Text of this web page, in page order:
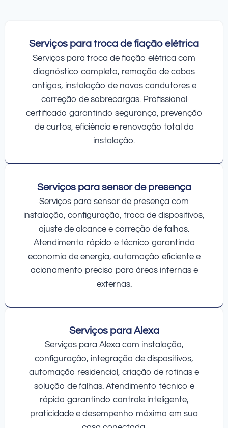
Serviços para troca de fiação elétrica
Serviços para troca de fiação elétrica com
diagnóstico completo, remoção de cabos
antigos, instalação de novos condutores e
correção de sobrecargas. Profissional
certificado garantindo segurança, prevenção
de curtos, eficiência e renovação total da
instalação.
Serviços para sensor de presença
Serviços para sensor de presença com
instalação, configuração, troca de dispositivos,
ajuste de alcance e correção de falhas.
Atendimento rápido e técnico garantindo
economia de energia, automação eficiente e
acionamento preciso para áreas internas e
externas.
Serviços para Alexa
Serviços para Alexa com instalação,
configuração, integração de dispositivos,
automação residencial, criação de rotinas e
solução de falhas. Atendimento técnico e
rápido garantindo controle inteligente,
praticidade e desempenho máximo em sua